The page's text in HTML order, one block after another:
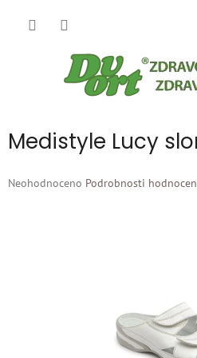
Medistyle Lucy
Průměrné
Neohodnoceno Podrobnosti